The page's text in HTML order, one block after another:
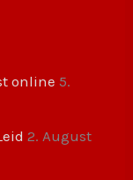
online 5.
2. August